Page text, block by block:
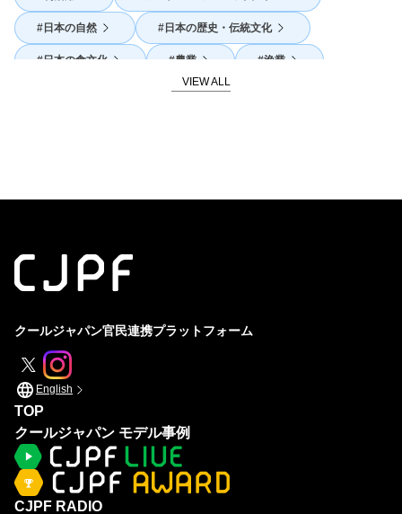
日本の自然 日本の歴史・伝統文化
日本の食文化 農業 漁業
地産地消
クールジャパン官民連携プラットフォーム
English
TOP
クールジャパン モデル事例
CJPF RADIO